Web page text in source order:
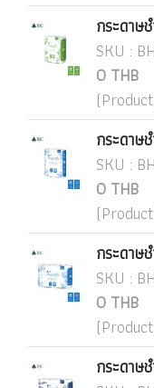
กระดาษ
SKU :
0 THB
กระดาษ
SKU :
0 THB
กระดาษ
SKU :
0 THB
กระดาษ